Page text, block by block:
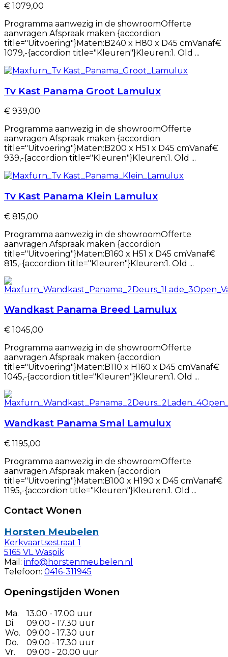
€ 1079,00
Programma aanwezig in de showroomOfferte
aanvragen Afspraak maken {accordion
title="Uitvoering"}Maten:B240 x H80 x D45 cmVanaf€
1079,-{accordion title="Kleuren"}Kleuren:1. Old ...
Tv Kast Panama Groot Lamulux
€ 939,00
Programma aanwezig in de showroomOfferte
aanvragen Afspraak maken {accordion
title="Uitvoering"}Maten:B200 x H51 x D45 cmVanaf€
939,-{accordion title="Kleuren"}Kleuren:1. Old ...
Tv Kast Panama Klein Lamulux
€ 815,00
Programma aanwezig in de showroomOfferte
aanvragen Afspraak maken {accordion
title="Uitvoering"}Maten:B160 x H51 x D45 cmVanaf€
815,-{accordion title="Kleuren"}Kleuren:1. Old ...
Wandkast Panama Breed Lamulux
€ 1045,00
Programma aanwezig in de showroomOfferte
aanvragen Afspraak maken {accordion
title="Uitvoering"}Maten:B110 x H160 x D45 cmVanaf€
1045,-{accordion title="Kleuren"}Kleuren:1. Old ...
Wandkast Panama Smal Lamulux
€ 1195,00
Programma aanwezig in de showroomOfferte
aanvragen Afspraak maken {accordion
title="Uitvoering"}Maten:B100 x H190 x D45 cmVanaf€
1195,-{accordion title="Kleuren"}Kleuren:1. Old ...
Contact Wonen
Horsten Meubelen
Kerkvaartsestraat 1
5165 VL Waspik
Mail: info@horstenmeubelen.nl
Telefoon: 0416-311945
Openingstijden Wonen
Ma.
Di.
Wo.
Do.
Vr.
13.00 - 17.00 uur
09.00 - 17.30 uur
09.00 - 17.30 uur
09.00 - 17.30 uur
09.00 - 20.00 uur